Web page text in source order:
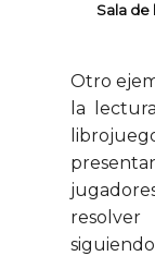
Sala de
Otro
la